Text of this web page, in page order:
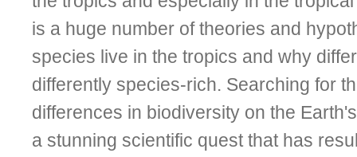
is a huge number of theories and
species live in the tropics and why
differently species-rich. Searching for
differences in biodiversity on the
a stunning scientific quest that has